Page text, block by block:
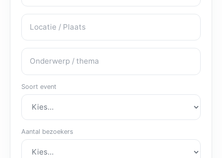
Locatie / Plaats
Onderwerp / thema
Soort event
Aantal bezoekers